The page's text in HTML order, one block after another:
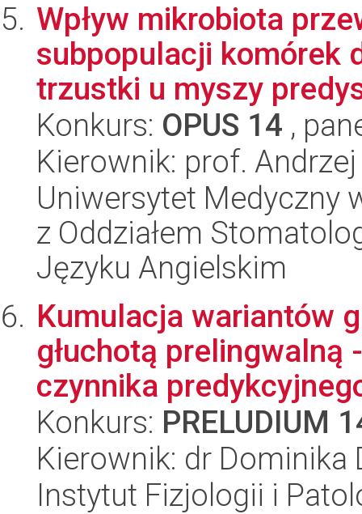
Wpływ mikrobiota
subpopulacji komórek
trzustki u myszy
Konkurs: OPUS 14 ,
Kierownik: prof.
Uniwersytet Medyczny
z Oddziałem
Języku Angielskim
Kumulacja wariantów
głuchotą prelingwalną
czynnika
Konkurs: PRELUDIUM
Kierownik: dr Dominika
Instytut Fizjologii i